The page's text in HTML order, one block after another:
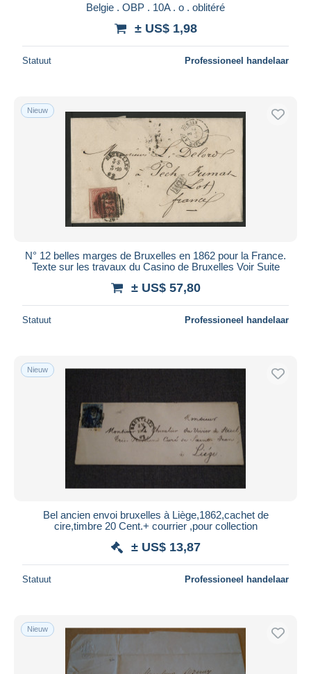
Belgie . OBP . 10A . o . oblitéré
± US$ 1,98
Statuut Professioneel handelaar
Nieuw
N° 12 belles marges de Bruxelles en 1862 pour la France.
Texte sur les travaux du Casino de Bruxelles Voir Suite
± US$ 57,80
Statuut Professioneel handelaar
Nieuw
Bel ancien envoi bruxelles à Liège,1862,cachet de
cire,timbre 20 Cent.+ courrier ,pour collection
± US$ 13,87
Statuut Professioneel handelaar
Nieuw